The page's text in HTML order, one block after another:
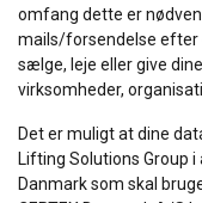
omfang dette er
mails/forsendelse efter
sælge, leje eller give
virksomheder,
Det er muligt at dine
Lifting Solutions Group i
Danmark som skal